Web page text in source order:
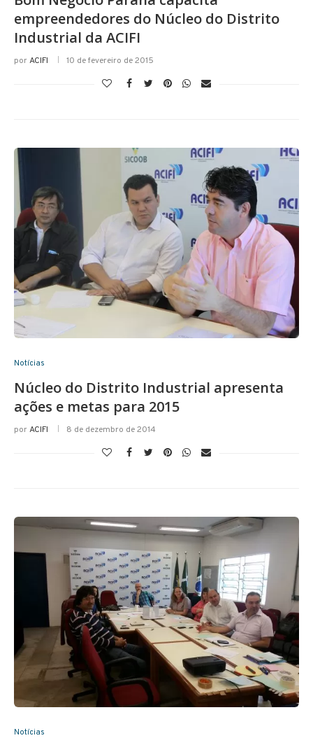
empreendedores do Núcleo do Distrito
Industrial da ACIFI
porACIFI 10 de fevereiro de 2015
Notícias
Núcleo do Distrito Industrial apresenta
ações e metas para 2015
porACIFI 8 de dezembro de 2014
Notícias